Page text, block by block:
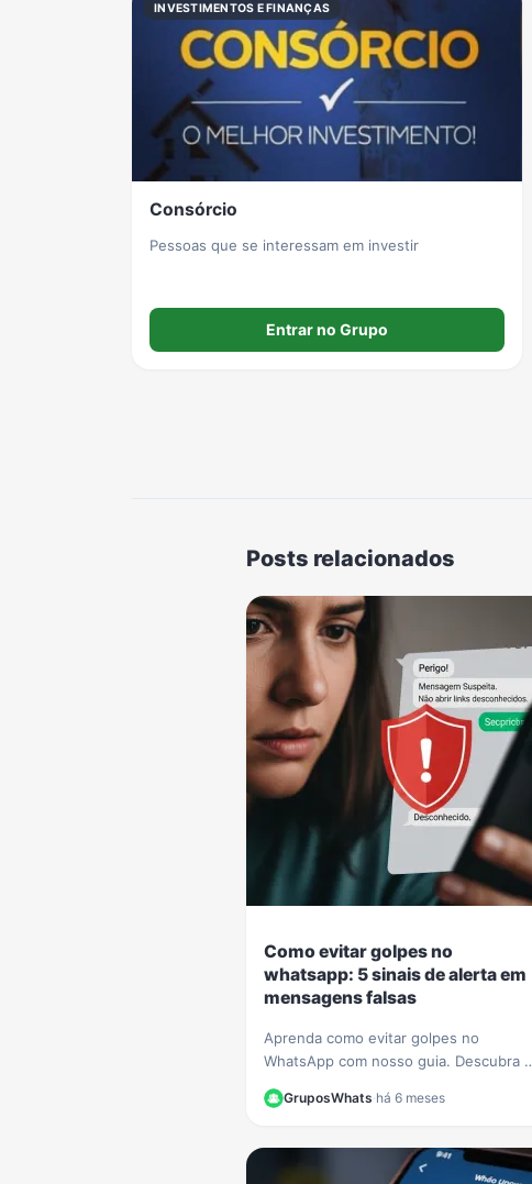
INVESTIMENTOS E FINANÇAS
Consórcio
Pessoas que se interessam em investir
Entrar no Grupo
Posts relacionados
Como evitar golpes no
whatsapp: 5 sinais de alerta em
mensagens falsas
Aprenda como evitar golpes no
WhatsApp com nosso guia. Descubra 5
falsas e proteger seus dados de
GruposWhats·há 6 meses